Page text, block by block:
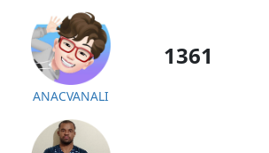
ANACVANALI
1361